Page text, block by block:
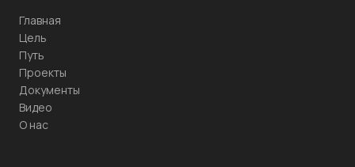
Главная
Цель
Путь
Проекты
Документы
Видео
О нас